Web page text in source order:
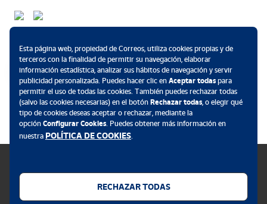
Política de cookies
Esta página web, propiedad de Correos, utiliza cookies propias y de
terceros con la finalidad de permitir su navegación, elaborar
información estadística, analizar sus hábitos de navegación y servir
publicidad personalizada. Puedes hacer clic en Aceptar todaspara
permitir el uso de todas las cookies. También puedes rechazar todas
(salvo las cookies necesarias) en el botón Rechazar todas, o elegir qué
tipo de cookies deseas aceptar o rechazar, mediante la
opción Configurar Cookies. Puedes obtener más información en
nuestra POLÍTICA DE COOKIES.
RECHAZAR TODAS